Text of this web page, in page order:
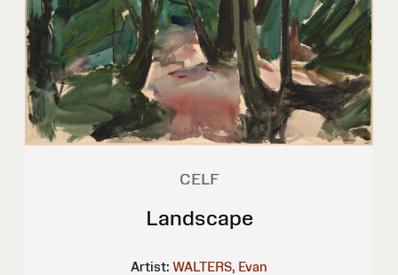
CELF
Landscape
Artist: WALTERS, Evan